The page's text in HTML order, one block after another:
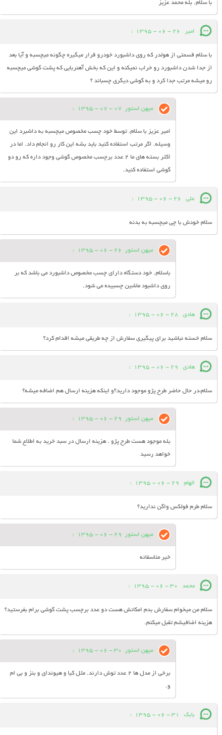
با سلام. بله محمد عزیز
امير 26 - 06 - 1395
:
با سلام قسمتي از هولدر كه روي داشبورد خودرو قرار ميگيره چگونه ميچسبه و آيا بعد
از جدا شدن داشبورد رو خراب نميكنه و اين كه بخش آهنربايي كه پشت گوشي ميچسبه
رو ميشه مرتب جدا كرد و به گوشي ديگري چسباند ؟
میهن استور 07 - 07 - 1395
:
امیر عزیز با سلام. توسط خود چسب مخصوص میچسبه به داشبرد این
وسیله. اگر مرتب استفاده کنید باید بشه این کار رو انجام داد. اما در
اکثر بسته های ما 2 عدد برچسب مخصوص گوشی وجود داره که رو دو
گوشی استفاده کنید.
علی 26 - 06 - 1395
:
سلام خودش با چی میچسبه به بدنه
میهن استور 26 - 06 - 1395
:
باسلام. خود دستگاه دارای چسب مخصوص داشبورد می باشد که بر
روی داشبود ماشین چسبیده می شود.
هادي 28 - 06 - 1395
:
سلام خسته نباشيد براي پيگيري سفارش از چه طريقي ميشه اقدام كرد؟
هادي 29 - 06 - 1395
:
سلام،در حال حاضر طرح پژو موجود داريد؟و اينكه هزينه ارسال هم اضافه ميشه؟
میهن استور 29 - 06 - 1395
:
بله موجود هست طرح پژو . هزینه ارسال در سبد خرید به اطلاع شما
خواهد رسید
الهام 29 - 06 - 1395
:
سلام طرم فولکس واگن ندارید؟
میهن استور 29 - 06 - 1395
:
خیر متاسفانه
محمد 30 - 06 - 1395
:
سلام من میخوام سفارش بدم امکانش هست دو عدد برچسب پشت گوشی برام بفرستید؟
هزینه اضافیشم تقبل میکنم.
میهن استور 30 - 06 - 1395
:
برخی از مدل ها 2 عدد توش دارند. مثل کیا و هیوندای و بنز و بی ام
و.
بابك 31 - 06 - 1395
: